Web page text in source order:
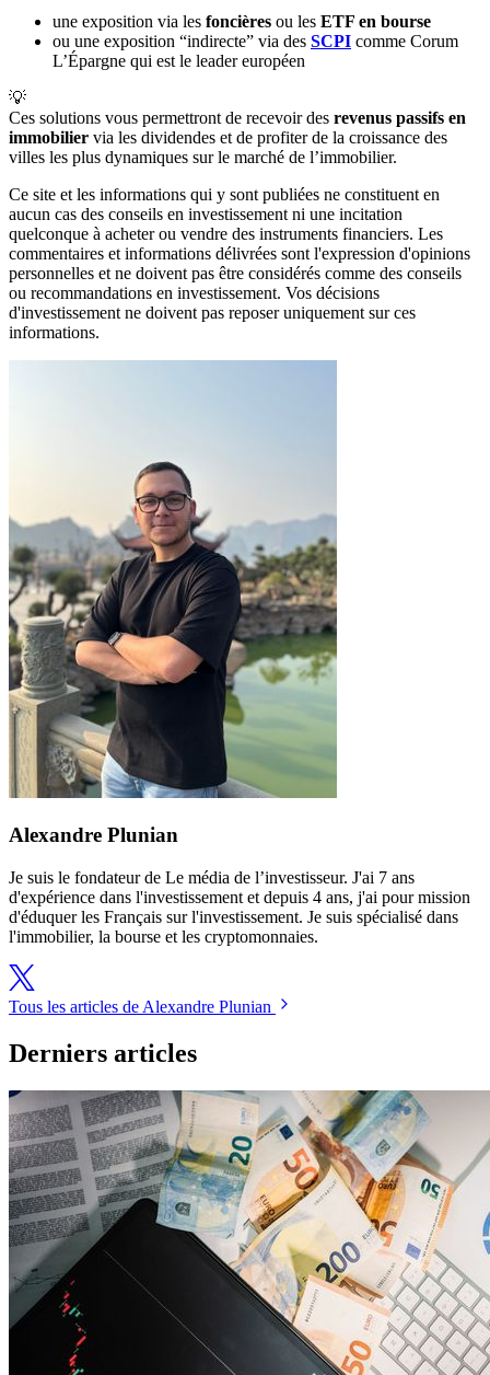
une exposition via les foncières ou les ETF en bourse
ou une exposition “indirecte” via des SCPI comme Corum
L’Épargne qui est le leader européen
💡
Ces solutions vous permettront de recevoir des revenus passifs en
immobilier via les dividendes et de profiter de la croissance des
villes les plus dynamiques sur le marché de l’immobilier.
Ce site et les informations qui y sont publiées ne constituent en
aucun cas des conseils en investissement ni une incitation
quelconque à acheter ou vendre des instruments financiers. Les
commentaires et informations délivrées sont l'expression d'opinions
personnelles et ne doivent pas être considérés comme des conseils
ou recommandations en investissement. Vos décisions
d'investissement ne doivent pas reposer uniquement sur ces
informations.
Alexandre Plunian
Je suis le fondateur de Le média de l’investisseur. J'ai 7 ans
d'expérience dans l'investissement et depuis 4 ans, j'ai pour mission
d'éduquer les Français sur l'investissement. Je suis spécialisé dans
l'immobilier, la bourse et les cryptomonnaies.
Tous les articles de Alexandre Plunian
Derniers articles